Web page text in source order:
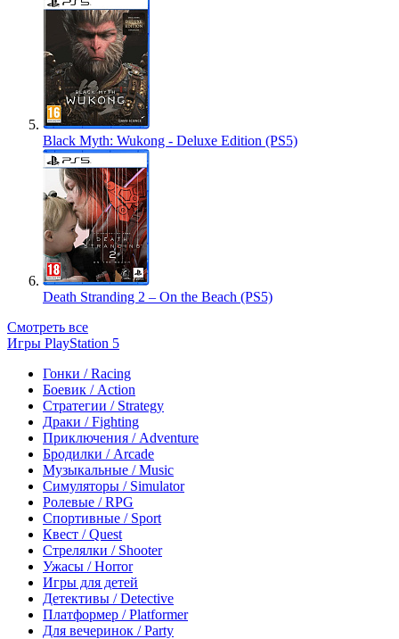
Black Myth: Wukong - Deluxe Edition (PS5)
Death Stranding 2 – On the Beach (PS5)
Смотреть все
Игры PlayStation 5
Гонки / Racing
Боевик / Action
Стратегии / Strategy
Драки / Fighting
Приключения / Adventure
Бродилки / Arcade
Музыкальные / Music
Симуляторы / Simulator
Ролевые / RPG
Спортивные / Sport
Квест / Quest
Стрелялки / Shooter
Ужасы / Horror
Игры для детей
Детективы / Detective
Платформер / Platformer
Для вечеринок / Party